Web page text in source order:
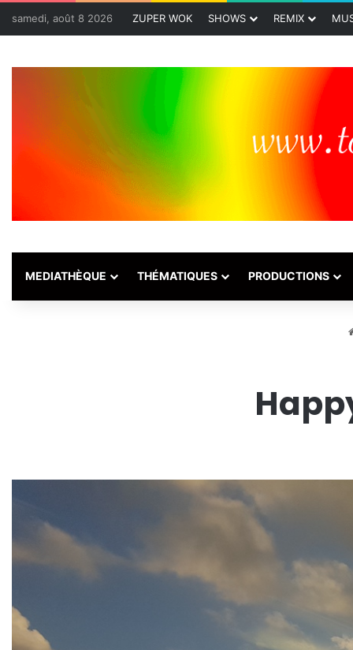
samedi, août 8 2026 ZUPER WOK SHOWS REMIX
MEDIATHÈQUE THÉMATIQUES PRODUCTIONS